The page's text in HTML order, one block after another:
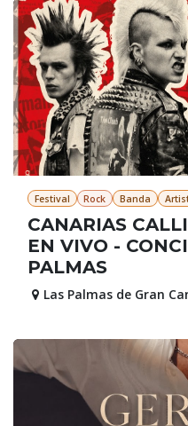
Festival Rock Banda
CANARIAS
EN VIVO -
PALMAS
Las Palmas de Gran